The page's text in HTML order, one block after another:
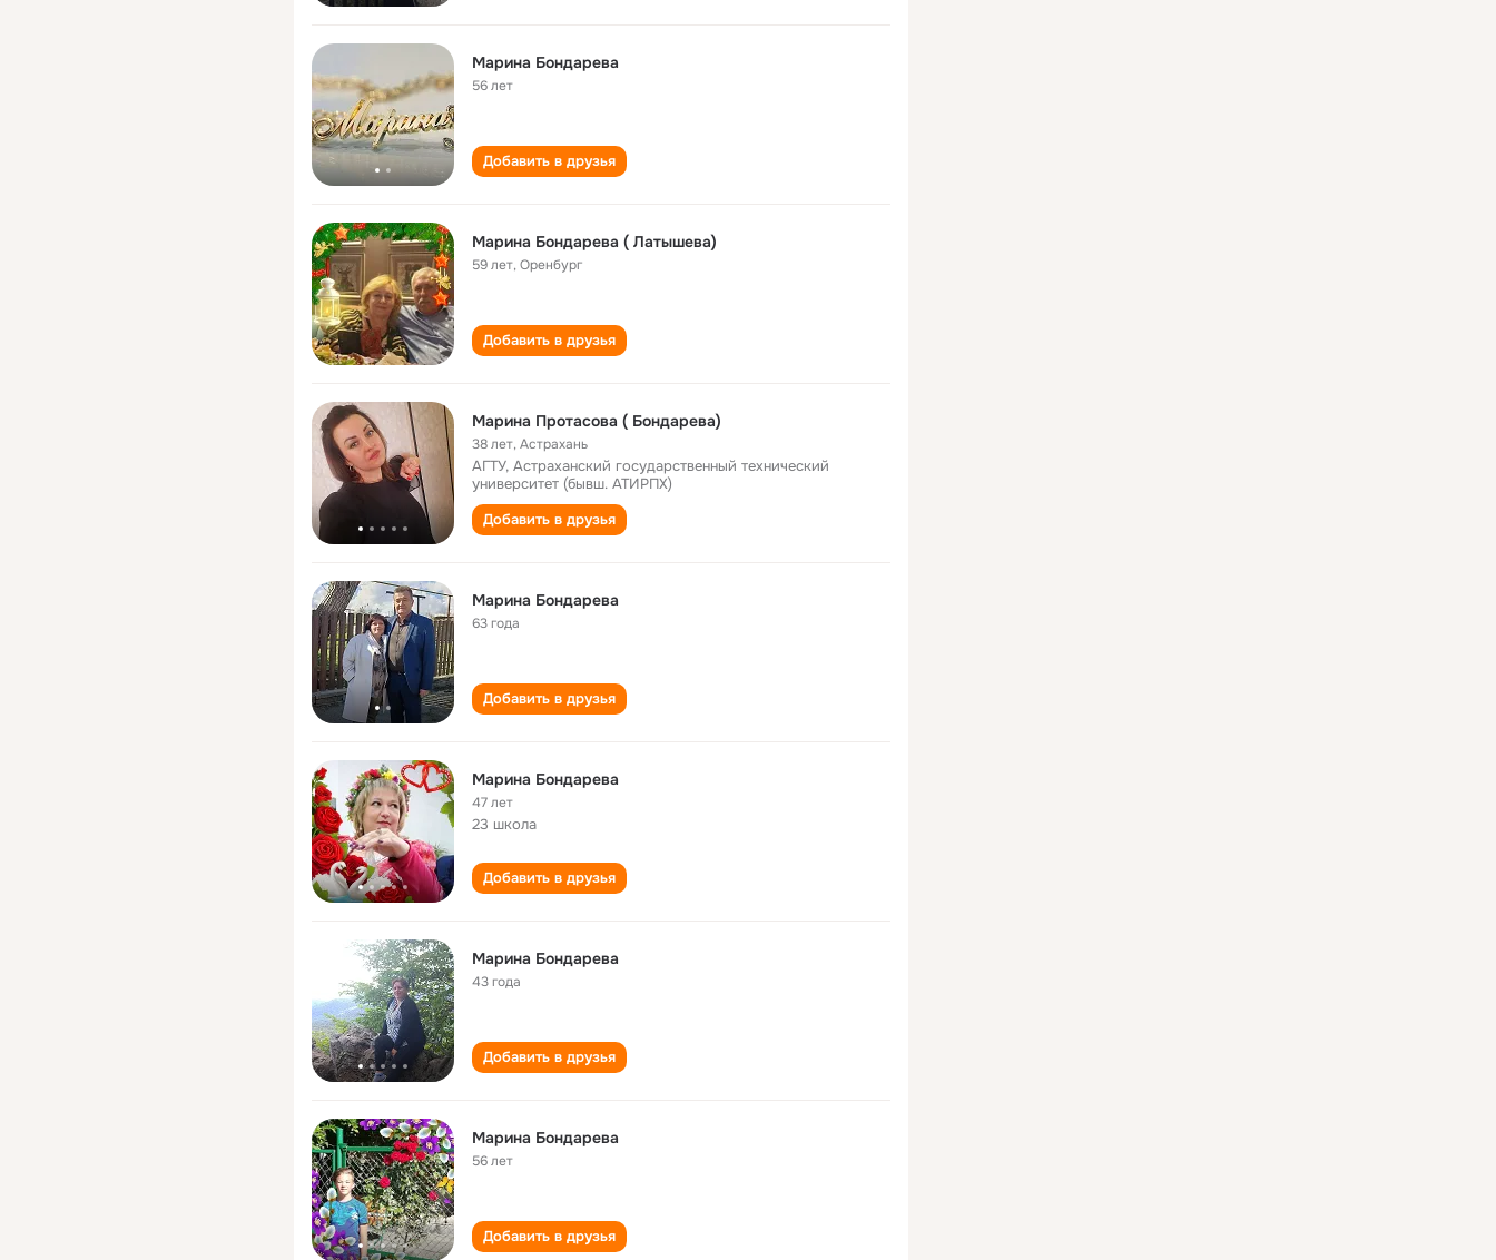
Марина Бондарева
56 лет
Добавить в друзья
Марина Бондарева ( Латышева)
59 лет,Оренбург
Добавить в друзья
Марина Протасова ( Бондарева)
38 лет,Астрахань
АГТУ, Астраханский государственный технический
университет (бывш. АТИРПХ)
Добавить в друзья
Марина Бондарева
63 года
Добавить в друзья
Марина Бондарева
47 лет
23 школа
Добавить в друзья
Марина Бондарева
43 года
Добавить в друзья
Марина Бондарева
56 лет
Добавить в друзья